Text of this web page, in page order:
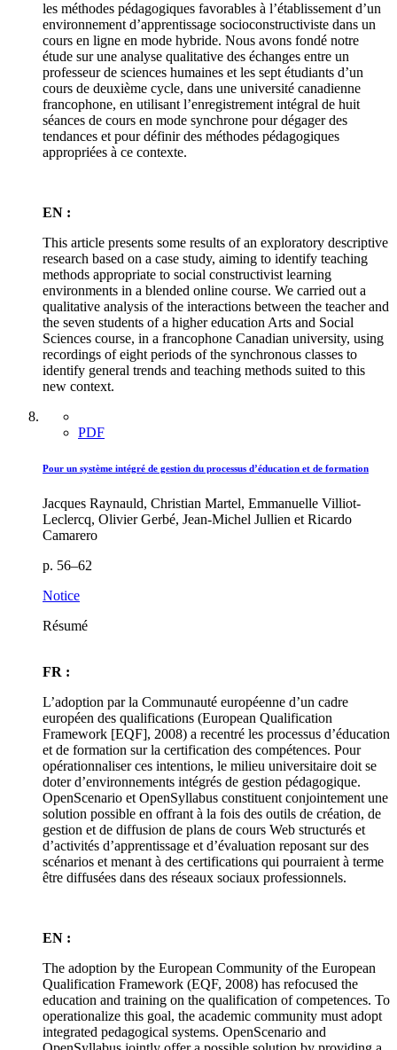
les méthodes pédagogiques favorables à l’établissement d’un
environnement d’apprentissage socioconstructiviste dans un
cours en ligne en mode hybride. Nous avons fondé notre
étude sur une analyse qualitative des échanges entre un
professeur de sciences humaines et les sept étudiants d’un
cours de deuxième cycle, dans une université canadienne
francophone, en utilisant l’enregistrement intégral de huit
séances de cours en mode synchrone pour dégager des
tendances et pour définir des méthodes pédagogiques
appropriées à ce contexte.
EN :
This article presents some results of an exploratory descriptive
research based on a case study, aiming to identify teaching
methods appropriate to social constructivist learning
environments in a blended online course. We carried out a
qualitative analysis of the interactions between the teacher and
the seven students of a higher education Arts and Social
Sciences course, in a francophone Canadian university, using
recordings of eight periods of the synchronous classes to
identify general trends and teaching methods suited to this
new context.
PDF
Pour un système intégré de gestion du processus d’éducation et de formation
Jacques Raynauld, Christian Martel, Emmanuelle Villiot-
Leclercq, Olivier Gerbé, Jean-Michel Jullien et Ricardo
Camarero
p. 56–62
Notice
Résumé
FR :
L’adoption par la Communauté européenne d’un cadre
européen des qualifications (European Qualification
Framework [EQF], 2008) a recentré les processus d’éducation
et de formation sur la certification des compétences. Pour
opérationnaliser ces intentions, le milieu universitaire doit se
doter d’environnements intégrés de gestion pédagogique.
OpenScenario et OpenSyllabus constituent conjointement une
solution possible en offrant à la fois des outils de création, de
gestion et de diffusion de plans de cours Web structurés et
d’activités d’apprentissage et d’évaluation reposant sur des
scénarios et menant à des certifications qui pourraient à terme
être diffusées dans des réseaux sociaux professionnels.
EN :
The adoption by the European Community of the European
Qualification Framework (EQF, 2008) has refocused the
education and training on the qualification of competences. To
operationalize this goal, the academic community must adopt
integrated pedagogical systems. OpenScenario and